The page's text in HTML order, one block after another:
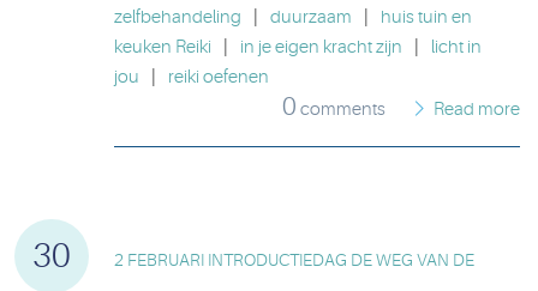
zelfbehandeling
duurzaam
huis tuin en
keuken Reiki
in je eigen kracht zijn
licht in
jou
reiki oefenen
0 comments Read more
30 2 FEBRUARI INTRODUCTIEDAG DE WEG VAN DE